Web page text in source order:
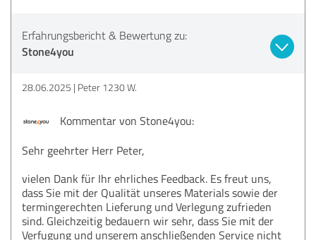
Erfahrungsbericht & Bewertung zu:
Stone4you
28.06.2025 Peter 1230 W.
Kommentar von Stone4you:
Sehr geehrter Herr Peter,
vielen Dank für Ihr ehrliches Feedback. Es freut uns,
dass Sie mit der Qualität unseres Materials sowie der
termingerechten Lieferung und Verlegung zufrieden
sind. Gleichzeitig bedauern wir sehr, dass Sie mit der
Verfugung und unserem anschließenden Service nicht